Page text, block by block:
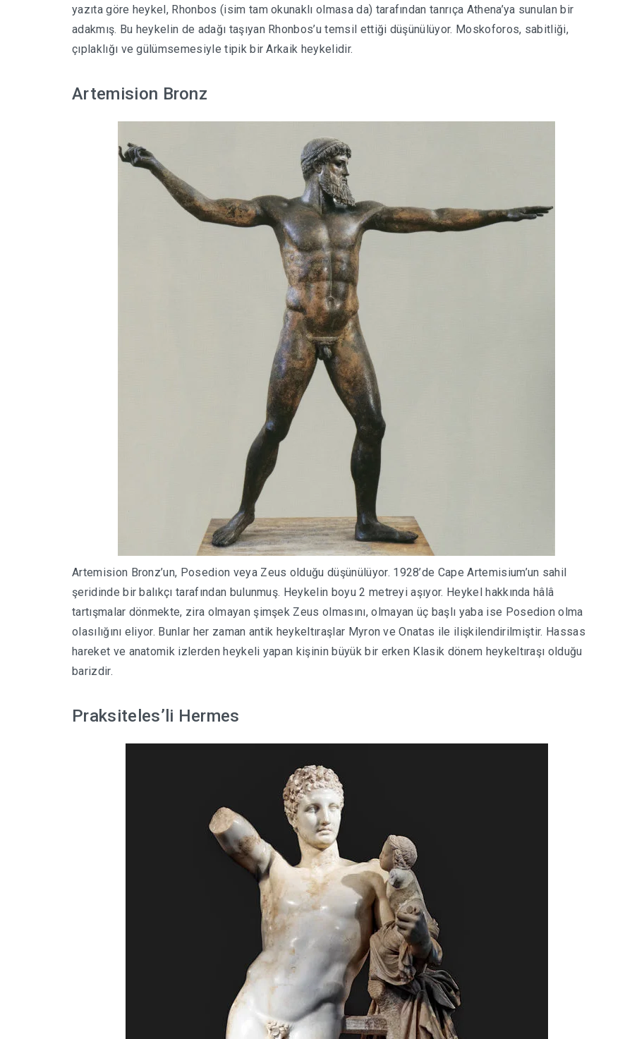
yazıta göre heykel, Rhonbos (isim tam okunaklı olmasa da) tarafından tanrıça Athena’ya sunulan bir
adakmış. Bu heykelin de adağı taşıyan Rhonbos’u temsil ettiği düşünülüyor. Moskoforos, sabitliği,
çıplaklığı ve gülümsemesiyle tipik bir Arkaik heykelidir.
Artemision Bronz
Artemision Bronz’un, Posedion veya Zeus olduğu düşünülüyor. 1928’de Cape Artemisium’un sahil
şeridinde bir balıkçı tarafından bulunmuş. Heykelin boyu 2 metreyi aşıyor. Heykel hakkında hâlâ
tartışmalar dönmekte, zira olmayan şimşek Zeus olmasını, olmayan üç başlı yaba ise Posedion olma
olasılığını eliyor. Bunlar her zaman antik heykeltıraşlar Myron ve Onatas ile ilişkilendirilmiştir. Hassas
hareket ve anatomik izlerden heykeli yapan kişinin büyük bir erken Klasik dönem heykeltıraşı olduğu
barizdir.
Praksiteles’li Hermes